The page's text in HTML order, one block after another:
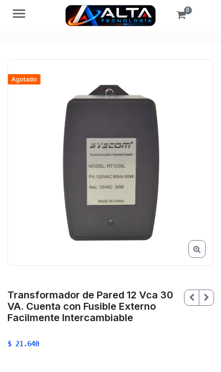
Menú 0
Agotado
Transformador de Pared 12 Vca 30
VA. Cuenta con Fusible Externo
Facilmente Intercambiable
$ 21.640